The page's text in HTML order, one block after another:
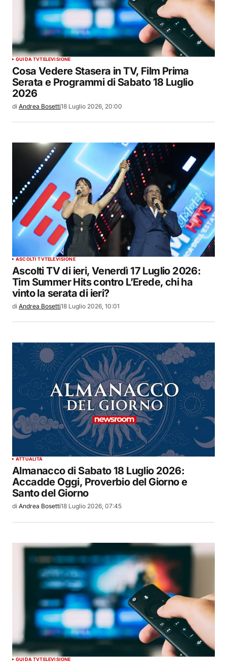
GUIDA TVTELEVISIONE
Cosa Vedere Stasera in TV, Film Prima
Serata e Programmi di Sabato 18 Luglio
2026
di Andrea Bosetti18 Luglio 2026, 20:00
ASCOLTI TVTELEVISIONE
Ascolti TV di ieri, Venerdì 17 Luglio 2026:
Tim Summer Hits contro L’Erede, chi ha
vinto la serata di ieri?
di Andrea Bosetti18 Luglio 2026, 10:01
ATTUALITÀ
Almanacco di Sabato 18 Luglio 2026:
Accadde Oggi, Proverbio del Giorno e
Santo del Giorno
di Andrea Bosetti18 Luglio 2026, 07:45
GUIDA TVTELEVISIONE